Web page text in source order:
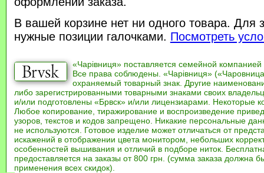
В вашей корзине нет ни одного товара. Для
нужные позиции галочками. Посмотреть
«Чарівниця» поставляется семейной компанией
Все права соблюдены. «Чарівниця»
охраняемый товарный знак. Другие
либо зарегистрированными товарными знаками своих
и/или подготовлены «Брвск» и/или лицензиарами. Некоторые
Любое копирование, тиражирование и воспроизведение
узоров, текстов и кодов запрещено. Никакие персональные
не используются. Готовое изделие может отличаться от
искажений в отображении цвета монитором, небольших
особенностей вышивания и отличий в подборе ниток.
предоставляется на заказы от 800 грн. (сумма заказа должна
применения всех скидок).